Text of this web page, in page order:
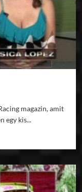
magazin, amit
egy kis...